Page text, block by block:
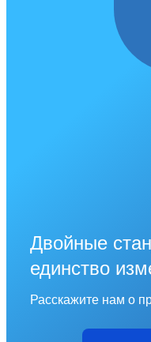
Двойные
единство
Расскажите нам о